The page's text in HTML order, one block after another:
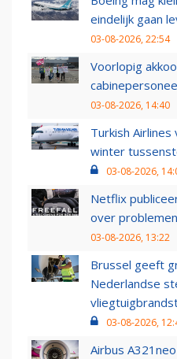
eindelijk gaan
03-08-2026, 22:54
Voorlopig
03-08-2026, 14:40
Turkish
winter
03-08-2026,
Netflix
over
03-08-2026, 13:22
Brussel geeft
Nederlandse
03-08-2026,
Airbus